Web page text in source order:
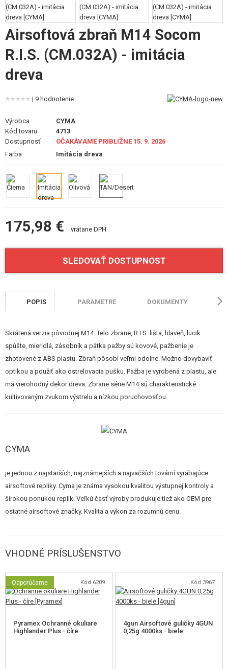
VÝSTROJ, UNIFORMY, PÚZDRA
MASKOVANIE, FARBY, PÁSKY
VYSIELAČKY, HEADSETY, KAMERY
DOPLNKY K ZBRANIAM, POPRUHY
NÁHRADNÉ DIELY ZBRANÍ, UPGRADE
SERVIS A ÚDRŽBA ZBRANÍ
SEBAOBRANA, VÝCVIK, NOŽE
OUTDOOR A BUSHCRAFT
STAVEBNICE, MODELY
REKLAMNÉ PREDMETY
NOVÝ TOVAR
ZĽAVY, AKCIE
KONTAKT
Airsoftová zbraň M14 Socom
R.I.S. (CM.032A) - imitácia
dreva
| 9 hodnotenie
Výrobca
CYMA
Kód tovaru
4713
Dostupnosť
OČAKÁVAME PRIBLIŽNE 15. 9. 2026
Farba
Imitácia dreva
175,98 € vrátane DPH
SLEDOVAŤ DOSTUPNOST
POPIS PARAMETRE DOKUMENTY
Skrátená verzia pôvodnej M14. Telo zbrane, R.I.S. lišta, hlaveň, lucik
spúšte, mieridlá, zásobník a pätka pažby sú kovové, pažbenie je
zhotovené z ABS plastu. Zbraň pôsobí veľmi odolne. Možno dovybaviť
optikou a použiť ako ostrelovacia pušku. Pažba je vyrobená z plastu, ale
má vierohodný dekor dreva. Zbrane série M14 sú charakteristické
kultivovaným zvukom výstrelu a nízkou poruchovosťou.
CYMA
je jednou z najstarších, najznámejších a najväčších tovární vyrábajúce
airsoftové repliky. Cyma je známa vysokou kvalitou výstupnej kontroly a
širokou ponukou replík. Veľkú časť výroby produkuje tiež ako OEM pre
ostatné airsoftové značky. Kvalita a výkon za rozumnú cenu.
VHODNÉ PRÍSLUŠENSTVO
Odporúčame Kód 6209
Pyramex Ochranné okuliare
Highlander Plus - číre
Kód 3967
4gun Airsoftové guličky 4GUN
0,25g 4000ks - biele